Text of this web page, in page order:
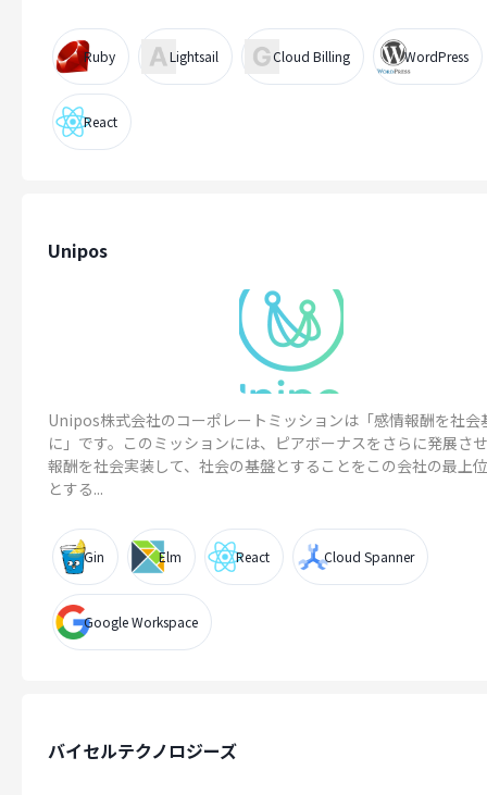
Ruby Lightsail Cloud Billing WordPress
React
Unipos
Unipos株式会社のコーポレートミッションは「感情報酬を社会
に」です。このミッションには、ピアボーナスをさらに発展さ
報酬を社会実装して、社会の基盤とすることをこの会社の最上
とする...
Gin Elm React Cloud Spanner
Google Workspace
バイセルテクノロジーズ